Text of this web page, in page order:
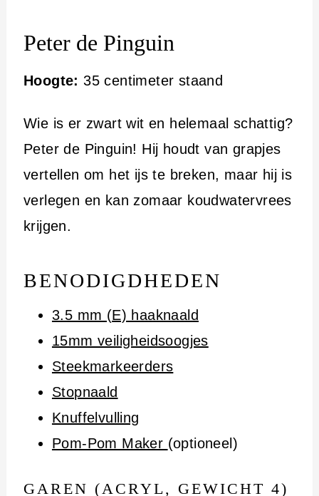
Peter de Pinguin
Hoogte:35 centimeter staand
Wie is er zwart wit en helemaal schattig?
Peter de Pinguin! Hij houdt van grapjes
vertellen om het ijs te breken, maar hij is
verlegen en kan zomaar koudwatervrees
krijgen.
BENODIGDHEDEN
3.5 mm (E) haaknaald
15mm veiligheidsoogjes
Steekmarkeerders
Stopnaald
Knuffelvulling
Pom-Pom Maker (optioneel)
GAREN (ACRYL, GEWICHT 4)